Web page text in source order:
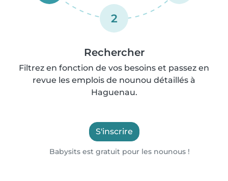
2
Rechercher
Filtrez en fonction de vos besoins et passez en
revue les emplois de nounou détaillés à
Haguenau.
S'inscrire
Babysits est gratuit pour les nounous !